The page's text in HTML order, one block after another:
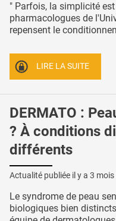
" Parfois, la simplicité
pharmacologues de
repensent le
LIRE LA SUITE
DERMATO :
? À conditions
différents
Actualité publiée il y a 3 mois
Le syndrome de peau
biologiques bien